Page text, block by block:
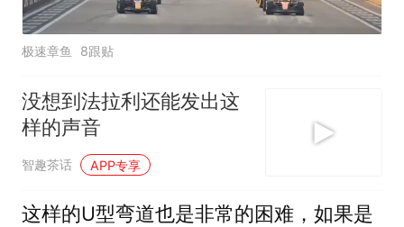
极速章鱼 8跟贴
没想到法拉利还能发出这
样的声音
智趣茶话 APP专享
这样的U型弯道也是非常的困难，如果是